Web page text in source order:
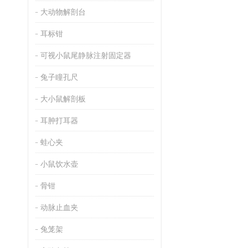
大动物解剖台
耳标钳
可视小鼠尾静脉注射固定器
兔子瞳孔尺
大小鼠解剖板
耳肿打耳器
蛙心夹
小鼠饮水壶
骨钳
动脉止血夹
兔笼架